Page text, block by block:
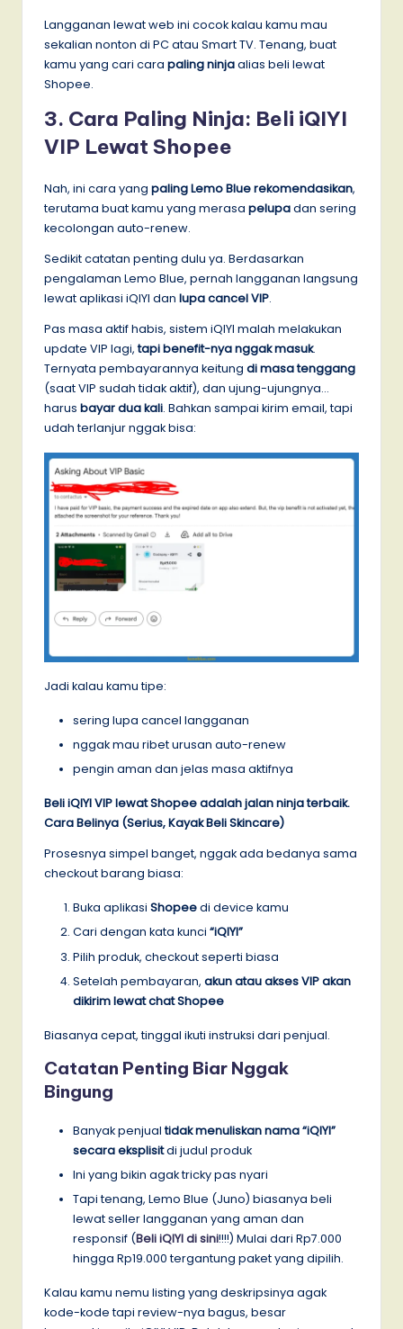
Langganan lewat web ini cocok kalau kamu mau
sekalian nonton di PC atau Smart TV. Tenang, buat
kamu yang cari cara paling ninjaalias beli lewat
Shopee.
3. Cara Paling Ninja: Beli iQIYI
VIP Lewat Shopee
Nah, ini cara yang paling Lemo Blue rekomendasikan,
terutama buat kamu yang merasa pelupadan sering
kecolongan auto-renew.
Sedikit catatan penting dulu ya. Berdasarkan
pengalaman Lemo Blue, pernah langganan langsung
lewat aplikasi iQIYI dan lupa cancel VIP.
Pas masa aktif habis, sistem iQIYI malah melakukan
update VIP lagi,tapi benefit-nya nggak masuk.
Ternyata pembayarannya keitung di masa tenggang
(saat VIP sudah tidak aktif), dan ujung-ujungnya…
harus bayar dua kali. Bahkan sampai kirim email, tapi
udah terlanjur nggak bisa:
Jadi kalau kamu tipe:
sering lupa cancel langganan
nggak mau ribet urusan auto-renew
pengin aman dan jelas masa aktifnya
Beli iQIYI VIP lewat Shopee adalah jalan ninja terbaik.
Cara Belinya (Serius, Kayak Beli Skincare)
Prosesnya simpel banget, nggak ada bedanya sama
checkout barang biasa:
Buka aplikasi Shopeedi device kamu
Cari dengan kata kunci “iQIYI”
Pilih produk, checkout seperti biasa
Setelah pembayaran, akun atau akses VIP akan
dikirim lewat chat Shopee
Biasanya cepat, tinggal ikuti instruksi dari penjual.
Catatan Penting Biar Nggak
Bingung
Banyak penjualtidak menuliskan nama “iQIYI”
secara eksplisitdi judul produk
Ini yang bikin agak tricky pas nyari
Tapi tenang, Lemo Blue (Juno) biasanya beli
lewat seller langganan yang aman dan
responsif (Beli iQIYI di sini!!!!) Mulai dari Rp7.000
hingga Rp19.000 tergantung paket yang dipilih.
Kalau kamu nemu listing yang deskripsinya agak
kode-kode tapi review-nya bagus, besar